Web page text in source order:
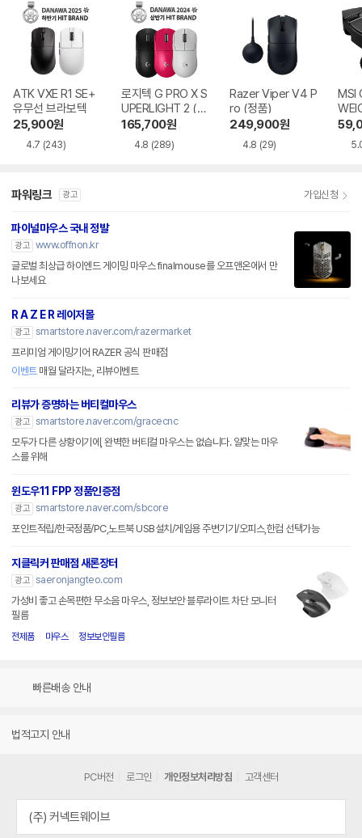
ATK VXE R1 SE+
유무선 브라보텍
25,900원
4.7 (243)
로지텍 G PRO X S
UPERLIGHT 2 (정
품)
165,700원
4.8 (289)
Razer Viper V4 P
ro (정품)
249,900원
4.8 (29)
MSI
SS
파워링크 광고 가입신청
파이널마우스 국내 정발
광고 www.offnon.kr
글로벌 최상급 하이엔드 게이밍 마우스 finalmouse를 오프앤온에서 만
나보세요
R A Z E R 레이저몰
광고 smartstore.naver.com/razermarket
프리미엄 게이밍기어 RAZER 공식 판매점
이벤트매월 달라지는, 리뷰이벤트
리뷰가 증명하는 버티컬마우스
광고 smartstore.naver.com/gracecnc
모두가 다른 상황이기에, 완벽한 버티컬 마우스는 없습니다. 알맞는 마우
스를 위해
윈도우11 FPP 정품인증점
광고 smartstore.naver.com/sbcore
포인트적립/한국정품/PC,노트북 USB설치/게임용 주변기기/오피스,한컴 선택가능
지클릭커 판매점 새론장터
광고 saeronjangteo.com
가성비 좋고 손목편한 무소음 마우스, 정보보안 블루라이트 차단 모니터
필름
전제품 마우스 정보보안필름
빠른배송 안내
법적고지 안내
PC버전 로그인 개인정보처리방침 고객센터
(주) 커넥트웨이브